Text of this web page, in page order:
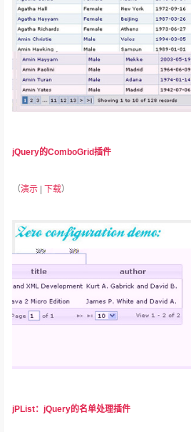
jQuery的ComboGrid插件
（演示 下载）
jPList：jQuery的名单处理插件